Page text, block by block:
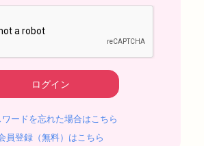
ワードを忘れた場合はこちら
員登録（無料）はこちら